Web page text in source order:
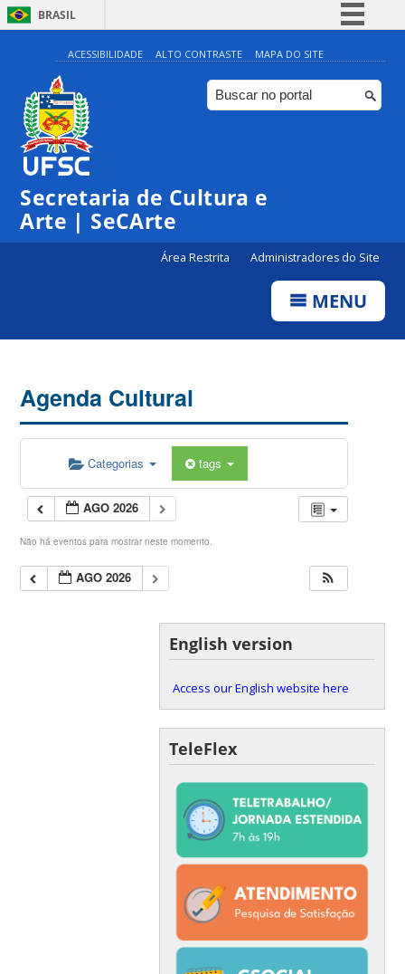
BRASIL
Simplifique!
Comunica BR
Participe
ACESSIBILIDADE ALTO CONTRASTE MAPA DO SITE
Secretaria de Cultura e
Arte | SeCArte
Área Restrita Administradores do Site
MENU
Agenda Cultural
Categorias tags
AGO 2026
Não há eventos para mostrar neste momento.
AGO 2026
English version
Access our English website here
TeleFlex